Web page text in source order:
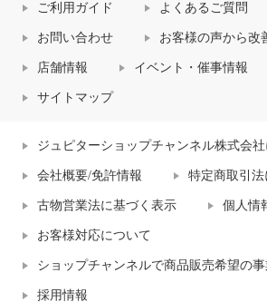
ご利用ガイド よくあるご質問
お問い合わせ お客様の声から改
店舗情報 イベント・催事情報
サイトマップ
ジュピターショップチャンネル株式会
会社概要/免許情報 特定商取引法
古物営業法に基づく表示 個人情
お客様対応について
ショップチャンネルで商品販売希望の
採用情報